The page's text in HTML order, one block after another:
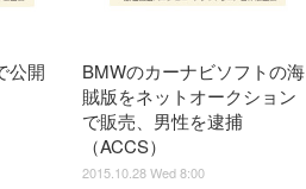
公開
BMWのカーナビソフトの海
賊版をネットオークション
で販売、男性を逮捕
（ACCS）
2015.10.28 Wed 8:00